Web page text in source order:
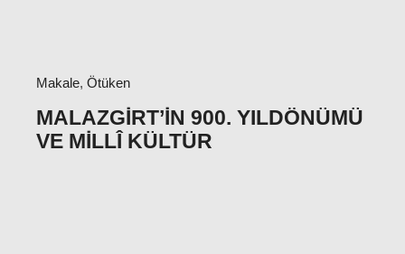
Makale, Ötüken
MALAZGIRT’IN 900. YILDÖNÜMÜ
VE MILLÎ KÜLTÜR